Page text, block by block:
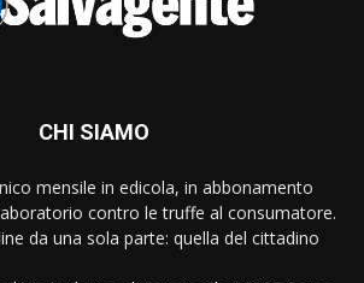
CHI SIAMO
mensile in edicola, in abbonamento
contro le truffe al consumatore.
da una sola parte: quella del cittadino